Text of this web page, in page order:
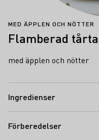
MED ÄPPLEN OCH NÖTTER
Flamberad tårta
med äpplen och nötter
Ingredienser
Förberedelser